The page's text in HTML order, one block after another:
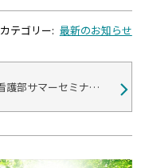
カテゴリー: 最新のお知らせ
看護部サマーセミナー開催のお知らせ